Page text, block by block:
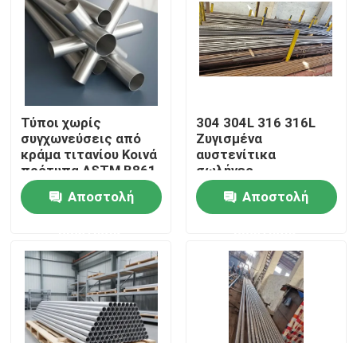
Επισκεψή εργοστασίου
Έλεγχος ποιότητας
Επικοινωνήστε μαζί μας
Εναλλακτικά για λέβητες
Οικονομητής δεξαμενής λέβητα
Σωλήνας πτερυγίων λεβήτων
Τύποι χωρίς
συγχωνεύσεις από
κράμα τιτανίου Κοινά
πρότυπα ASTM B861
Αποστολή
304 304L 316 316L
Ζυγισμένα
αυστενίτικα
σωλήνες
Αποστολή